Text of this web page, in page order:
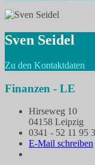
Sven Seidel
Zu den Kontaktdaten
Finanzen - LE
Hirseweg 10
04158 Leipzig
0341 - 52 11 95
E-Mail schreiben